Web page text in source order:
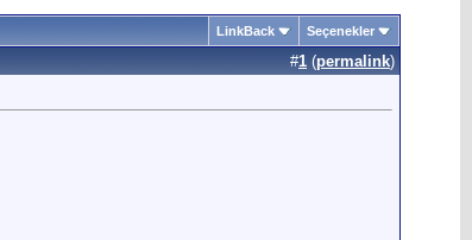
LinkBack Seçenekler
#1 (permalink)